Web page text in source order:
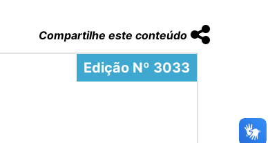
Compartilhe este conteúdo
Edição Nº 3033